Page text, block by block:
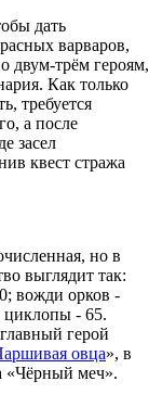
дать
варваров,
двум-трём героям,
Как только
требуется
а после
засел
квест стража
но в
выглядит так:
вожди орков -
циклопы - 65.
герой
овца», в
«Чёрный меч».